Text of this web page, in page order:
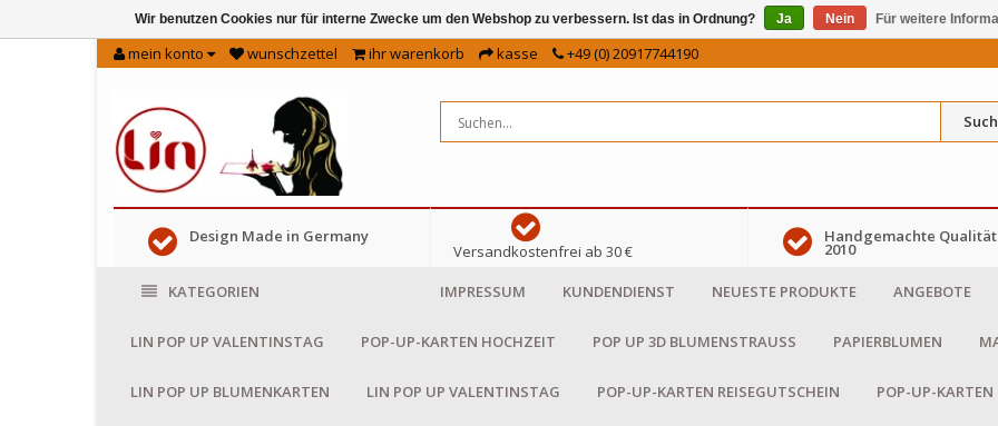
mein konto wunschzettel ihr warenkorb kasse +49 (0) 20917744190
Design Made in Germany
Versandkostenfrei ab 30 €
Handgemachte
2010
KATEGORIEN IMPRESSUM KUNDENDIENST NEUESTE PRODUKTE ANGEBOTE
LIN POP UP VALENTINSTAG POP-UP-KARTEN HOCHZEIT POP UP 3D BLUMENSTRAUSS PAPIERBLUMEN
LIN POP UP BLUMENKARTEN LIN POP UP VALENTINSTAG POP-UP-KARTEN REISEGUTSCHEIN POP-UP-
Wir benutzen Cookies nur für interne Zwecke um den Webshop zu verbessern. Ist das in Ordnung? Ja Nein Für weitere